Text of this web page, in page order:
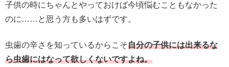
子供の時にちゃんとやっておけば今頃悩むこともなかった
のに……と思う方も多いはずです。
虫歯の辛さを知っているからこそ自分の子供には出来るな
ら虫歯にはなって欲しくないですよね。